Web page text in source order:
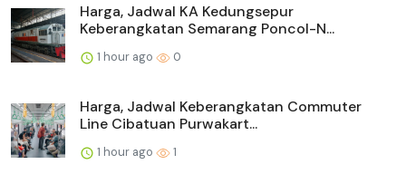
Harga, Jadwal KA Kedungsepur
Keberangkatan Semarang Poncol-N...
1 hour ago 0
Harga, Jadwal Keberangkatan Commuter
Line Cibatuan Purwakart...
1 hour ago 1